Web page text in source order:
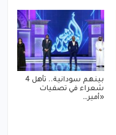
بينهم سودانية.. تأهل 4
شعراء في تصفيات
«أمير…